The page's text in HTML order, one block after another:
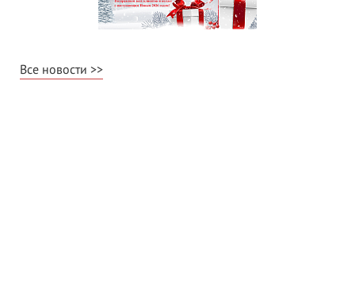
Все новости